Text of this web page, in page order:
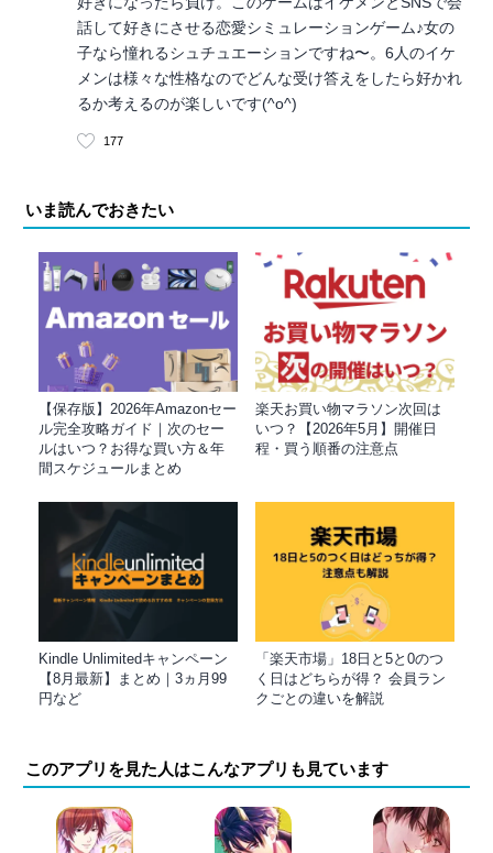
話して好きにさせる恋愛シミュレーションゲーム♪女の
子なら憧れるシュチュエーションですね〜。6人のイケ
メンは様々な性格なのでどんな受け答えをしたら好かれ
るか考えるのが楽しいです(^o^)
177
いま読んでおきたい
【保存版】2026年Amazonセー
ル完全攻略ガイド｜次のセー
ルはいつ？お得な買い方＆年
間スケジュールまとめ
楽天お買い物マラソン次回は
いつ？【2026年5月】開催日
程・買う順番の注意点
Kindle Unlimitedキャンペーン
【8月最新】まとめ｜3ヵ月99
円など
「楽天市場」18日と5と0のつ
く日はどちらが得？ 会員ラン
クごとの違いを解説
このアプリを見た人はこんなアプリも見ています